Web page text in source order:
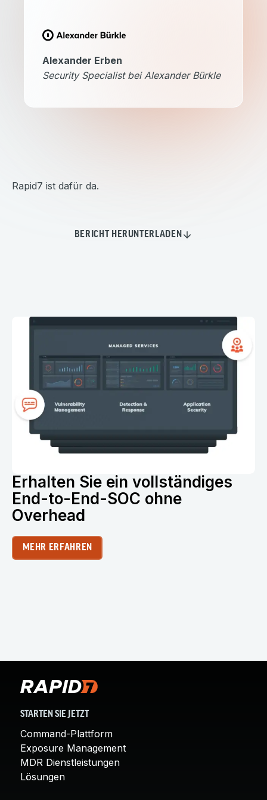
Alexander Erben
Security Specialist bei Alexander Bürkle
Rapid7 ist dafür da.
BERICHT HERUNTERLADEN
Erhalten Sie ein vollständiges
End-to-End-SOC ohne
Overhead
MEHR ERFAHREN
STARTEN SIE JETZT
Command-Plattform
Exposure Management
MDR Dienstleistungen
Lösungen